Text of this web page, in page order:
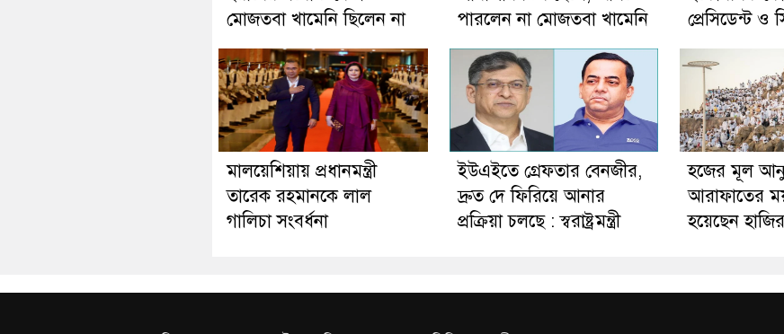
মোজতবা খামেনি ছিলেন না
পারলেন না মোজতবা খামেনি
প্রেসিডেন্ট ও
মালয়েশিয়ায় প্রধানমন্ত্রী
তারেক রহমানকে লাল
গালিচা সংবর্ধনা
ইউএইতে গ্রেফতার বেনজীর,
দ্রুত দে ফিরিয়ে আনার
প্রক্রিয়া চলছে : স্বরাষ্ট্রমন্ত্রী
হজের মূল
আরাফাতের
হয়েছেন